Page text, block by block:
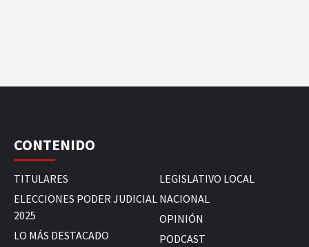
CONTENIDO
TITULARES
ELECCIONES PODER JUDICIAL
2025
LO MÁS DESTACADO
LEGISLATIVO LOCAL
NACIONAL
OPINIÓN
PODCAST